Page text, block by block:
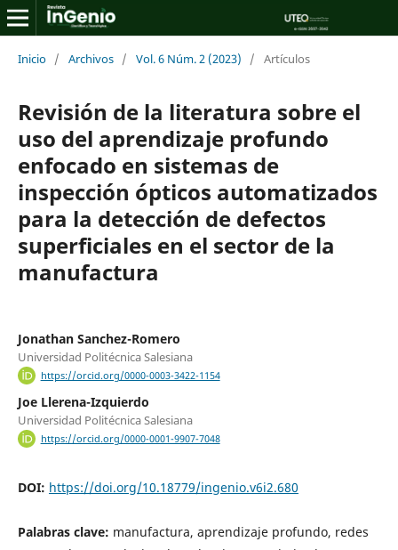
Inicio / Archivos / Vol. 6 Núm. 2 (2023) / Artículos
Revisión de la literatura sobre el
uso del aprendizaje profundo
enfocado en sistemas de
inspección ópticos automatizados
para la detección de defectos
superficiales en el sector de la
manufactura
Jonathan Sanchez-Romero
Universidad Politécnica Salesiana
https://orcid.org/0000-0003-3422-1154
Joe Llerena-Izquierdo
Universidad Politécnica Salesiana
https://orcid.org/0000-0001-9907-7048
DOI: https://doi.org/10.18779/ingenio.v6i2.680
Palabras clave: manufactura, aprendizaje profundo, redes